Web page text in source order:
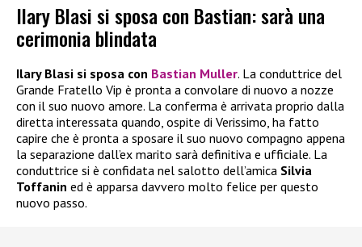
Ilary Blasi si sposa con Bastian: sarà una
cerimonia blindata
Ilary Blasi si sposa con Bastian Muller. La conduttrice del
Grande Fratello Vip è pronta a convolare di nuovo a nozze
con il suo nuovo amore. La conferma è arrivata proprio dalla
diretta interessata quando, ospite di Verissimo, ha fatto
capire che è pronta a sposare il suo nuovo compagno appena
la separazione dall’ex marito sarà definitiva e ufficiale. La
conduttrice si è confidata nel salotto dell’amica Silvia
Toffanin ed è apparsa davvero molto felice per questo
nuovo passo.